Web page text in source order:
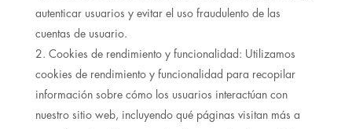
autenticar usuarios y evitar el uso fraudulento de las
cuentas de usuario.
Cookies de rendimiento y funcionalidad: Utilizamos
cookies de rendimiento y funcionalidad para recopilar
información sobre cómo los usuarios interactúan con
nuestro sitio web, incluyendo qué páginas visitan más a